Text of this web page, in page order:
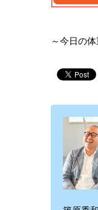
～今日の体